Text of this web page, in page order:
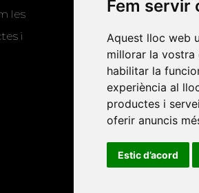
Fem servir
Aquest lloc web
millorar la vostra
habilitar la
experiència al
productes i
oferir anuncis
Estic d’acord
les
i